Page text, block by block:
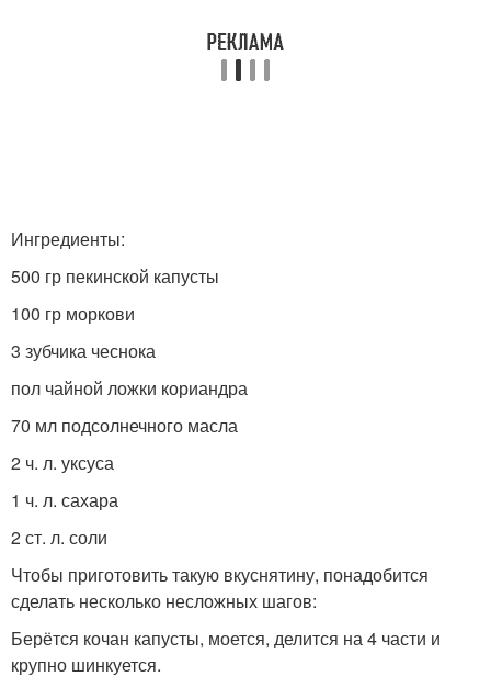
Ингредиенты:
500 гр пекинской капусты
100 гр моркови
3 зубчика чеснока
пол чайной ложки кориандра
70 мл подсолнечного масла
2 ч. л. уксуса
1 ч. л. сахара
2 ст. л. соли
Чтобы приготовить такую вкуснятину, понадобится
сделать несколько несложных шагов:
Берётся кочан капусты, моется, делится на 4 части и
крупно шинкуется.